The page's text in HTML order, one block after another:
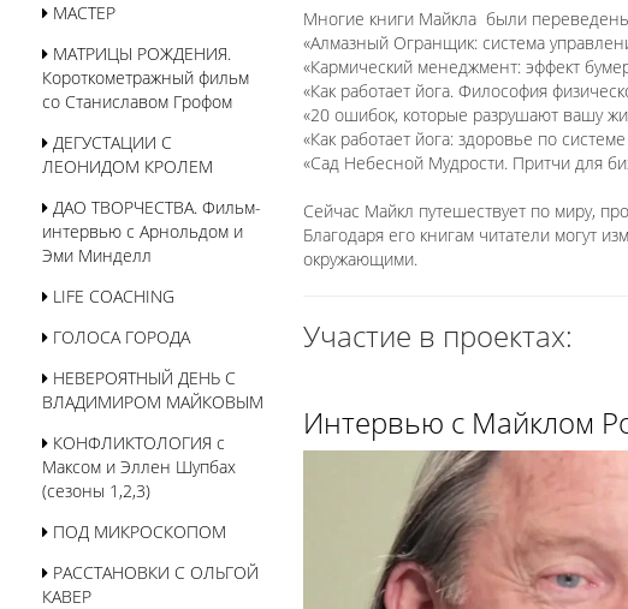
МАСТЕР
МАТРИЦЫ РОЖДЕНИЯ.
Короткометражный фильм
со Станиславом Грофом
ДЕГУСТАЦИИ С
ЛЕОНИДОМ КРОЛЕМ
ДАО ТВОРЧЕСТВА. Фильм-
интервью с Арнольдом и
Эми Минделл
LIFE COACHING
ГОЛОСА ГОРОДА
НЕВЕРОЯТНЫЙ ДЕНЬ С
ВЛАДИМИРОМ МАЙКОВЫМ
КОНФЛИКТОЛОГИЯ с
Максом и Эллен Шупбах
(сезоны 1,2,3)
ПОД МИКРОСКОПОМ
РАССТАНОВКИ С ОЛЬГОЙ
КАВЕР
Многие книги Майкла были
«Алмазный Огранщик: система
«Кармический менеджмент: эффект
«Как работает йога. Философия
«20 ошибок, которые разрушают вашу
«Как работает йога: здоровье по
«Сад Небесной Мудрости. Притчи для
Сейчас Майкл путешествует по миру,
Благодаря его книгам читатели могут
окружающими.
Участие в проектах:
Интервью с Майклом